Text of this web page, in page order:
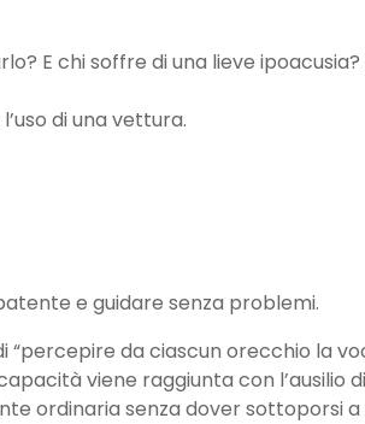
E chi soffre di una lieve ipoacusia?
di una vettura.
e guidare senza problemi.
da ciascun orecchio la
viene raggiunta con l’ausilio
ordinaria senza dover sottoporsi